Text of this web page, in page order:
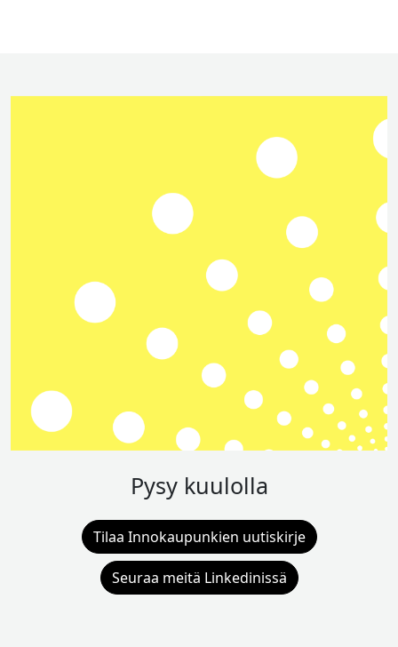
Pysy kuulolla
Tilaa Innokaupunkien uutiskirje
Seuraa meitä Linkedinissä